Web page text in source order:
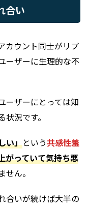
合い
カウント同士がリプ
ーザーに生理的な不
ーザーにとっては知
況です。
い」という共感性羞
がっていて気持ち悪
ん。
合いが続けば大半の